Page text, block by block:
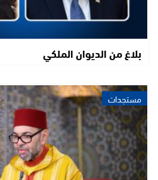
بلاغ من الديوان الملكي
مستجدات